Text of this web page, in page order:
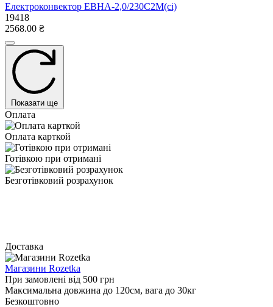
Електроконвектор ЕВНА-2,0/230С2М(сі)
19418
2568.00 ₴
Показати ще
Оплата
Оплата карткой
Готівкою при отримані
Безготівковий розрахунок
Доставка
Магазини Rozetka
При замовлені від 500 грн
Максимальна довжина до 120см, вага до 30кг
Безкоштовно